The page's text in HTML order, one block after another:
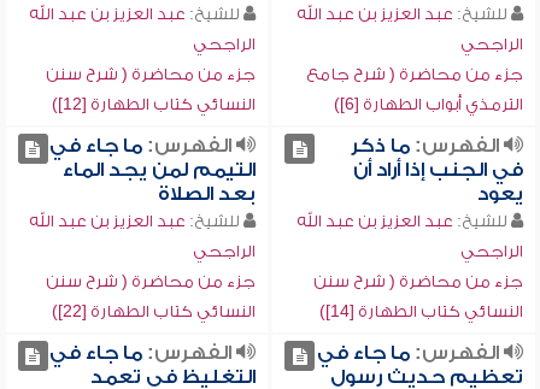
للشيخ: عبد العزيز بن عبد الله
الراجحي
جزء من محاضرة ( شرح جامع
الترمذي أبواب الطهارة [6])
للشيخ: عبد العزيز بن عبد الله
الراجحي
جزء من محاضرة ( شرح سنن
النسائي كتاب الطهارة [12])
الفهرس:ما ذكر
في الجنب إذا أراد أن
يعود
للشيخ: عبد العزيز بن عبد الله
الراجحي
جزء من محاضرة ( شرح سنن
النسائي كتاب الطهارة [14])
الفهرس:ما جاء في
التيمم لمن يجد الماء
بعد الصلاة
للشيخ: عبد العزيز بن عبد الله
الراجحي
جزء من محاضرة ( شرح سنن
النسائي كتاب الطهارة [22])
الفهرس:ما جاء في
تعظيم حديث رسول
الفهرس:ما جاء في
التغليظ في تعمد